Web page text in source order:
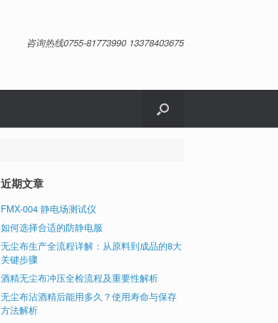
咨询热线0755-81773990 13378403675
近期文章
FMX-004 静电场测试仪
如何选择合适的防静电服
无尘布生产全流程详解：从原料到成品的8大
关键步骤
酒精无尘布冲压全检流程及重要性解析
无尘布沾酒精后能用多久？使用寿命与保存
方法解析